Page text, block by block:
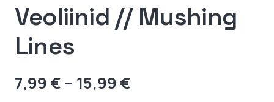
Veoliinid // Mushing
Lines
7,99 € – 15,99 €